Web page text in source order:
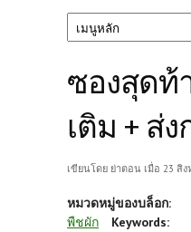
ซองสุดท้
เติม + ส่
เขียนโดย ย่าตอน เมื่อ 23 สิง
หมวดหมู่ของบล็อก:
พืชผัก
Keywords: